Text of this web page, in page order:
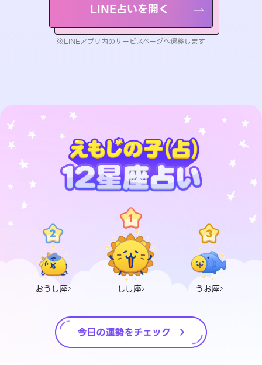
LINE占いを開く
※LINEアプリ内のサービスページへ遷移します
おうし座 しし座 うお座